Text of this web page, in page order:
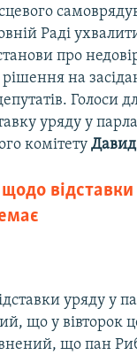
Раді
про
рішення на
Голоси
уряду у
комітету
відставки
уряду у
що у вівторок
що пан